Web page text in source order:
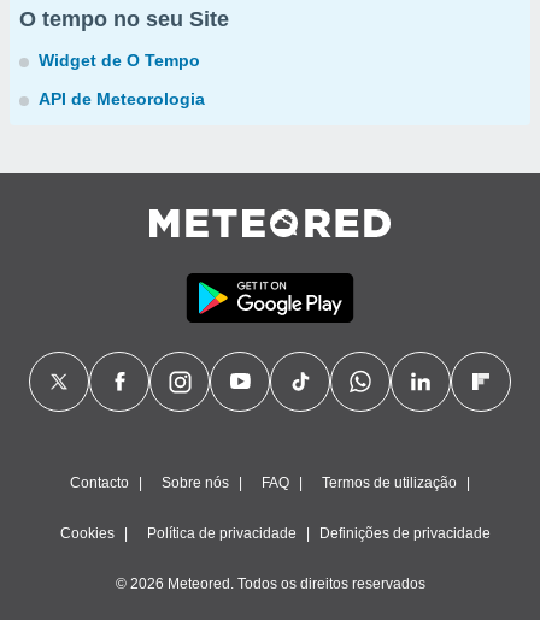
O tempo no seu Site
Widget de O Tempo
API de Meteorologia
Contacto Sobre nós FAQ Termos de utilização
Cookies Política de privacidade Definições de privacidade
© 2026 Meteored. Todos os direitos reservados